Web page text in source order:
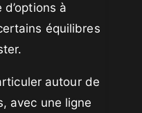
à
équilibres
autour de
avec une ligne